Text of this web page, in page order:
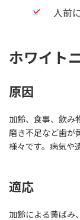
人前
ホワイト
原因
加齢、食事、飲み
磨き不足など歯が
様々です。病気や
適応
加齢による黄ばみ